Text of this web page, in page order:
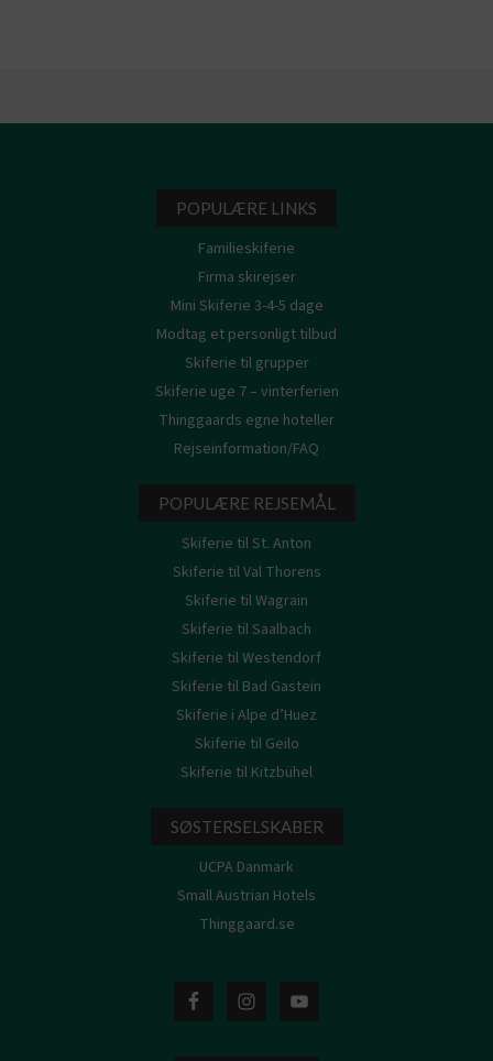
POPULÆRE LINKS
Familieskiferie
Firma skirejser
Mini Skiferie 3-4-5 dage
Modtag et personligt tilbud
Skiferie til grupper
Skiferie uge 7 – vinterferien
Thinggaards egne hoteller
Rejseinformation/FAQ
POPULÆRE REJSEMÅL
Skiferie til St. Anton
Skiferie til Val Thorens
Skiferie til Wagrain
Skiferie til Saalbach
Skiferie til Westendorf
Skiferie til Bad Gastein
Skiferie i Alpe d’Huez
Skiferie til Geilo
Skiferie til Kitzbühel
SØSTERSELSKABER
UCPA Danmark
Small Austrian Hotels
Thinggaard.se